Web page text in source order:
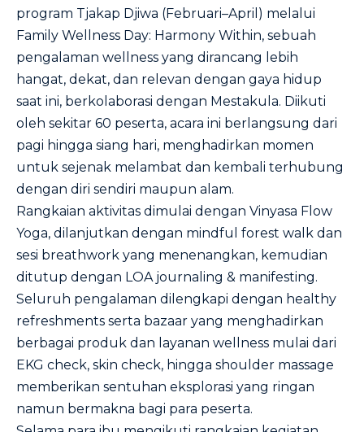
program Tjakap Djiwa (Februari–April) melalui
Family Wellness Day: Harmony Within, sebuah
pengalaman wellness yang dirancang lebih
hangat, dekat, dan relevan dengan gaya hidup
saat ini, berkolaborasi dengan Mestakula. Diikuti
oleh sekitar 60 peserta, acara ini berlangsung dari
pagi hingga siang hari, menghadirkan momen
untuk sejenak melambat dan kembali terhubung
dengan diri sendiri maupun alam.
Rangkaian aktivitas dimulai dengan Vinyasa Flow
Yoga, dilanjutkan dengan mindful forest walk dan
sesi breathwork yang menenangkan, kemudian
ditutup dengan LOA journaling & manifesting.
Seluruh pengalaman dilengkapi dengan healthy
refreshments serta bazaar yang menghadirkan
berbagai produk dan layanan wellness mulai dari
EKG check, skin check, hingga shoulder massage
memberikan sentuhan eksplorasi yang ringan
namun bermakna bagi para peserta.